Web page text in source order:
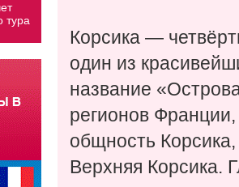
тура
Корсика —
один из
название
регионов
общность
Верхняя Корсика.